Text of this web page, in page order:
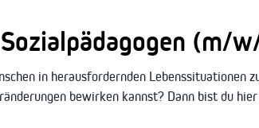
(m/
in herausfordernden Lebenssituationen
bewirken kannst? Dann bist du